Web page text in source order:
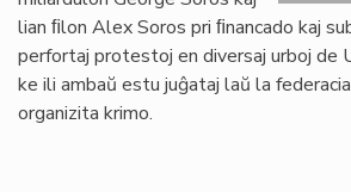
lian ﬁlon Alex Soros pri ﬁnancado kaj
perfortaj protestoj en diversaj urboj de
ke ili ambaŭ estu juĝataj laŭ la
organizita krimo.